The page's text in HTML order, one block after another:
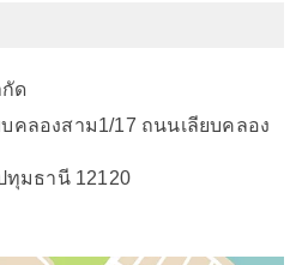
ด
คลองสาม1/17 ถนนเลียบคลอง
ทุมธานี 12120